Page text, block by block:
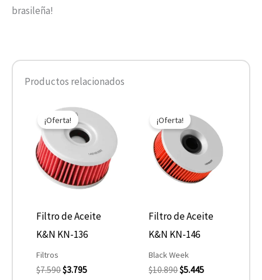
brasileña!
Productos relacionados
¡Oferta!
Filtro de Aceite
K&N KN-136
Filtros
$7.590
precio
original
era:
$3.795
precio
actual
es:
$3.795.
¡Oferta!
Filtro de Aceite
K&N KN-146
Black Week
$10.890
precio
original
era:
$10.890.
$5.445
actual
es:
$5.445.